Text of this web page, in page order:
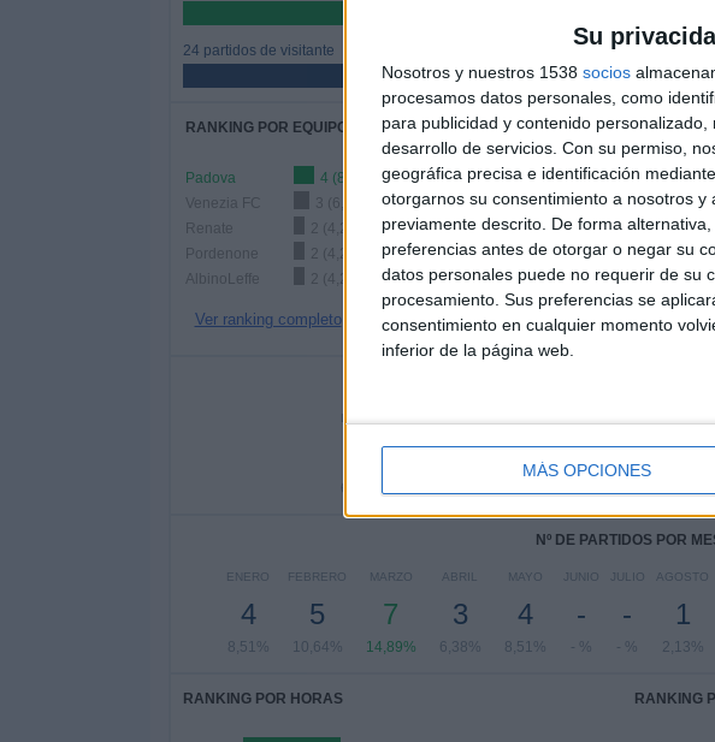
Su
Nosotros y nuestros 1538 socios
procesamos datos personales, como
para publicidad y contenido
desarrollo de servicios. Con su permiso,
geográfica precisa e identificación
otorgarnos su consentimiento a nosotros
previamente descrito. De forma
preferencias antes de otorgar o negar su
datos personales puede no requerir de su
procesamiento. Sus preferencias se
consentimiento en cualquier momento
inferior de la página web.
MÁS OPCIONES
24 partidos de visitante
51,06%
RANKING POR EQUIPOS
Padova
4 (8,51%)
Venezia FC
3 (6,38%)
Renate
2 (4,26%)
Pordenone
2 (4,26%)
AlbinoLeffe
2 (4,26%)
Ver ranking completo
RANKING
Serie B
Serie C
Coppa Italia
Ver
LUNES
6,38%
3 5 -
Nº DE PARTIDOS POR
ENERO
4
8,51%
FEBRERO
5
10,64%
MARZO
7
14,89%
ABRIL
3
6,38%
MAYO
4
8,51%
JUNIO
-
- %
JULIO
-
- %
AGOSTO
1
2,13%
RANKING POR HORAS RANKING